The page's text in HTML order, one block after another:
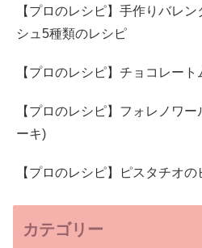
【プロのレシピ】手作りバレ
シュ5種類のレシピ
【プロのレシピ】チョコレー
【プロのレシピ】フォレノワ
ーキ)
【プロのレシピ】ピスタチオの
カテゴリー